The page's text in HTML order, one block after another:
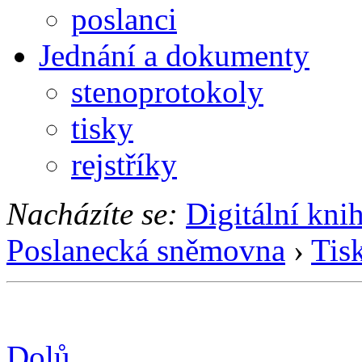
poslanci
Jednání a dokumenty
stenoprotokoly
tisky
rejstříky
Nacházíte se: Digitální
Poslanecká sněmovna ›